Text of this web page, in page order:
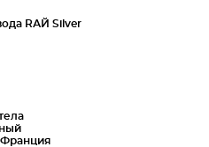
RАЙ Silver
Франция